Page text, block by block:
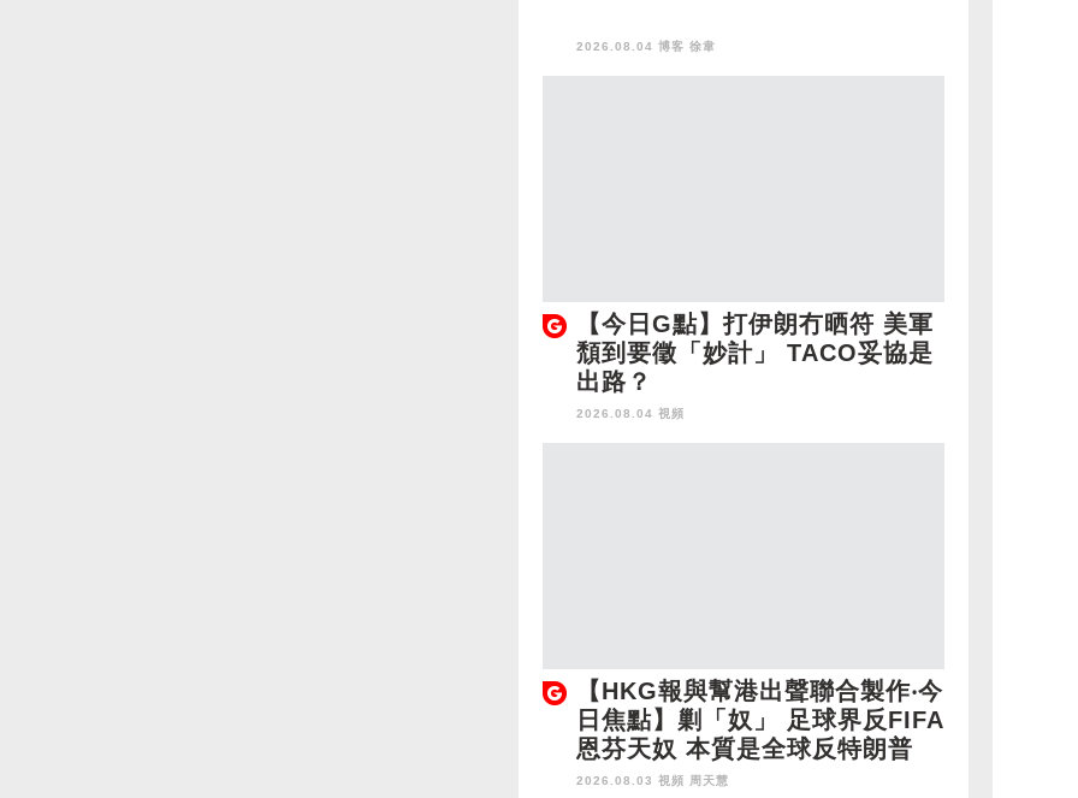
2026.08.04 博客 徐韋
【今日G點】打伊朗冇晒符 美軍
頹到要徵「妙計」 TACO妥協是
出路？
2026.08.04 視頻
【HKG報與幫港出聲聯合製作‧今
日焦點】剿「奴」 足球界反FIFA
恩芬天奴 本質是全球反特朗普
2026.08.03 視頻 周天慧